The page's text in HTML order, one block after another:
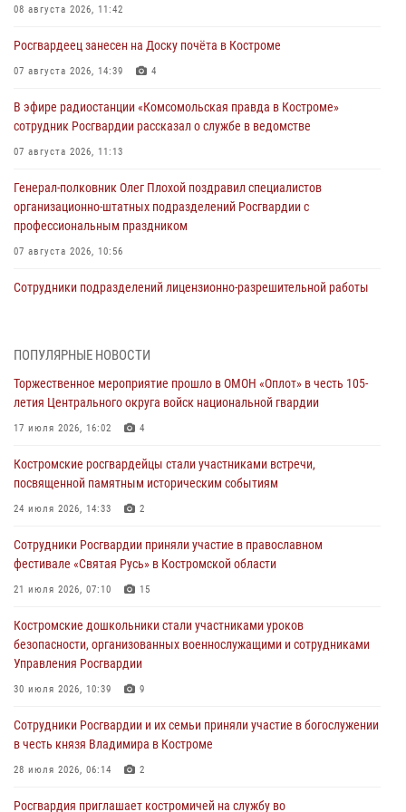
08 августа 2026, 11:42
Росгвардеец занесен на Доску почёта в Костроме
07 августа 2026, 14:39 4
В эфире радиостанции «Комсомольская правда в Костроме»
сотрудник Росгвардии рассказал о службе в ведомстве
07 августа 2026, 11:13
Генерал-полковник Олег Плохой поздравил специалистов
организационно-штатных подразделений Росгвардии с
профессиональным праздником
07 августа 2026, 10:56
Сотрудники подразделений лицензионно-разрешительной работы
06 августа 2026, 07:50
В Костромской области продолжается проведение акции «Каникулы
с Росгвардией»
05 августа 2026, 12:04
В Росгвардии по Костромской области проходят мероприятия,
посвященные 108-й годовщине со дня рождения генерала армии
Ивана Кирилловича Яковлева
Состоялась рабочая встреча директора Росгвардии Героя России
генерала армии Виктора Золотова с заместителем полномочного
Кавказском федеральном округе Виталием Кузнецовым
31 июля 2026, 07:08 4
Росгвардейцы знакомят костромичей со службой в ведомстве
ПОПУЛЯРНЫЕ НОВОСТИ
Торжественное мероприятие прошло в ОМОН «Оплот» в честь 105-
летия Центрального округа войск национальной гвардии
17 июля 2026, 16:02 4
Костромские росгвардейцы стали участниками встречи,
посвященной памятным историческим событиям
24 июля 2026, 14:33 2
Сотрудники Росгвардии приняли участие в православном
фестивале «Святая Русь» в Костромской области
21 июля 2026, 07:10 15
Костромские дошкольники стали участниками уроков
безопасности, организованных военнослужащими и сотрудниками
Управления Росгвардии
30 июля 2026, 10:39 9
Cотрудники Росгвардии и их семьи приняли участие в богослужении
в честь князя Владимира в Костроме
28 июля 2026, 06:14 2
Росгвардия приглашает костромичей на службу во